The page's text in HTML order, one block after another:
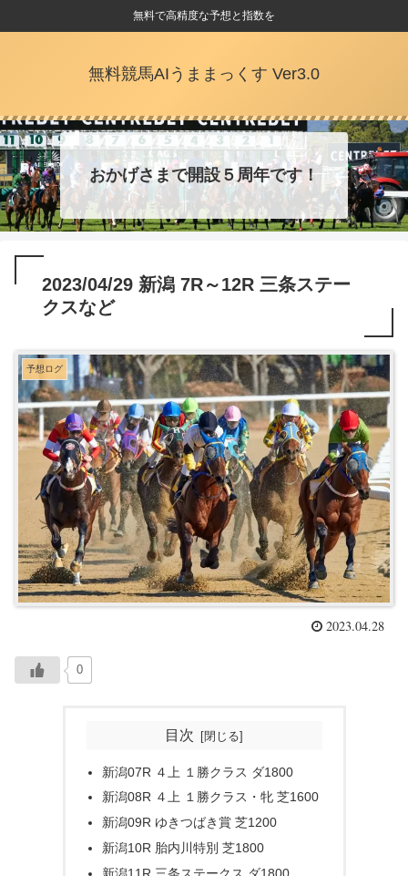
無料で高精度な予想と指数を
無料競馬AIうままっくす Ver3.0
おかげさまで開設５周年です！
2023/04/29 新潟 7R～12R 三条ステー
クスなど
予想ログ
2023.04.28
0
目次
新潟07R ４上 １勝クラス ダ1800
新潟08R ４上 １勝クラス・牝 芝1600
新潟09R ゆきつばき賞 芝1200
新潟10R 胎内川特別 芝1800